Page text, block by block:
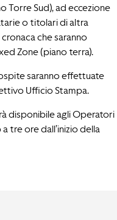
Torre Sud), ad eccezione
o titolari di altra
che saranno
Zone (piano terra).
saranno effettuate
Ufficio Stampa.
disponibile agli Operatori
tre ore dall’inizio della